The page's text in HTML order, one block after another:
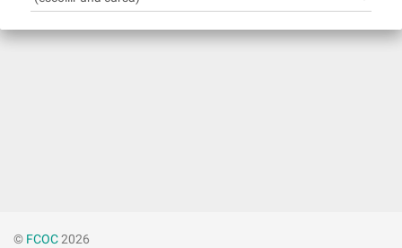
© FCOC2026